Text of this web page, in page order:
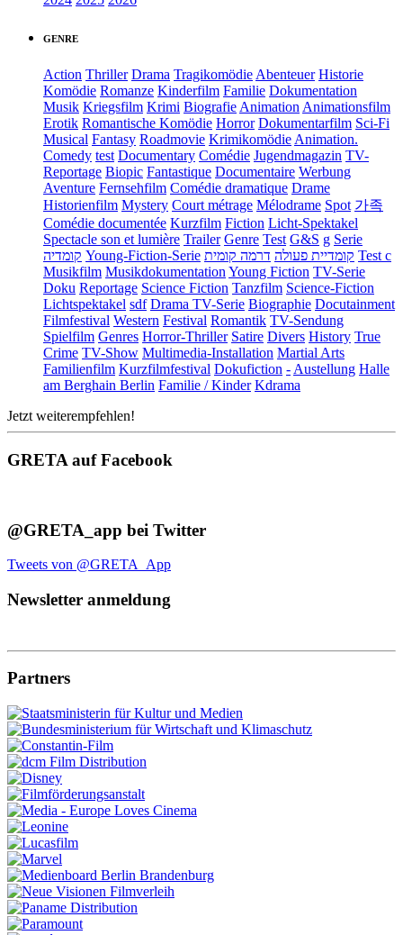
GENRE
Action Thriller Drama TragikomödieAbenteuer Historie
Komödie Romanze Kinderfilm Familie Dokumentation
Musik Kriegsfilm Krimi BiografieAnimationAnimationsfilm
Erotik Romantische Komödie Horror Dokumentarfilm Sci-Fi
Musical Fantasy Roadmovie KrimikomödieAnimation.
Comedy test Documentary Comédie Jugendmagazin TV-
Reportage Biopic Fantastique Documentaire Werbung
Aventure Fernsehfilm Comédie dramatique Drame
Historienfilm Mystery Court métrage Mélodrame Spot 가족
Comédie documentée Kurzfilm Fiction Licht-Spektakel
Spectacle son et lumière Trailer Genre Test G&S g Serie
קומדיה Young-Fiction-Serie קומדיית פעולה דרמה קומית
Test c
Musikfilm MusikdokumentationYoung Fiction TV-Serie
Doku Reportage Science Fiction Tanzfilm Science-Fiction
Lichtspektakel sdf Drama TV-Serie Biographie Docutainment
Filmfestival Western Festival Romantik TV-Sendung
Spielfilm Genres Horror-Thriller Satire Divers History True
Crime TV-Show Multimedia-Installation Martial Arts
Familienfilm Kurzfilmfestival Dokufiction -Austellung Halle
am Berghain Berlin Familie / Kinder Kdrama
Jetzt weiterempfehlen!
GRETA auf Facebook
@GRETA_app bei Twitter
Tweets von @GRETA_App
Newsletter anmeldung
Partners